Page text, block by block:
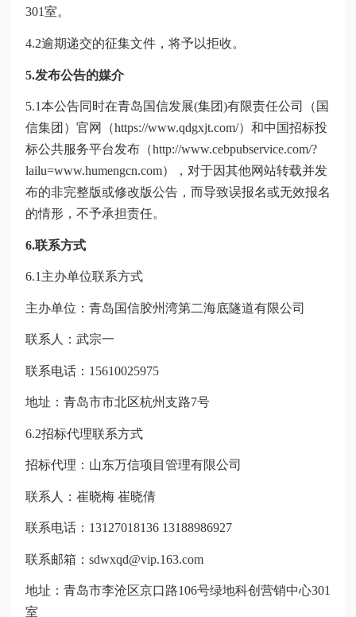
301室。
4.2逾期递交的征集文件，将予以拒收。
5.发布公告的媒介
5.1本公告同时在青岛国信发展(集团)有限责任公司（国
信集团）官网（https://www.qdgxjt.com/）和中国招标投
标公共服务平台发布（http://www.cebpubservice.com/?
lailu=www.humengcn.com），对于因其他网站转载并发
布的非完整版或修改版公告，而导致误报名或无效报名
的情形，不予承担责任。
6.联系方式
6.1主办单位联系方式
主办单位：青岛国信胶州湾第二海底隧道有限公司
联系人：武宗一
联系电话：15610025975
地址：青岛市市北区杭州支路7号
6.2招标代理联系方式
招标代理：山东万信项目管理有限公司
联系人：崔晓梅 崔晓倩
联系电话：13127018136 13188986927
联系邮箱：sdwxqd@vip.163.com
地址：青岛市李沧区京口路106号绿地科创营销中心301
室